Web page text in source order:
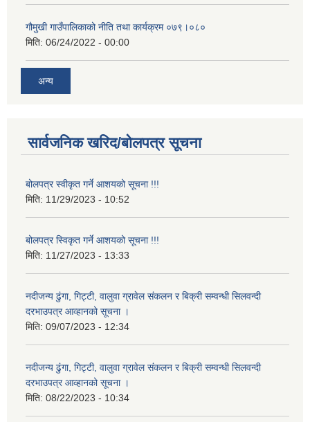
गौमुखी गाउँपालिकाको नीति तथा कार्यक्रम ०७९।०८०
मिति: 06/24/2022 - 00:00
अन्य
सार्वजनिक खरिद/बोलपत्र सूचना
बोलपत्र स्वीकृत गर्ने आशयको सूचना !!!
मिति: 11/29/2023 - 10:52
बोलपत्र स्विकृत गर्ने आशयको सूचना !!!
मिति: 11/27/2023 - 13:33
नदीजन्य ढुंगा, गिट्टी, वालुवा ग्रावेल संकलन र बिक्री सम्वन्धी सिलवन्दी
दरभाउपत्र आव्हानको सूचना ।
मिति: 09/07/2023 - 12:34
नदीजन्य ढुंगा, गिट्टी, वालुवा ग्रावेल संकलन र बिक्री सम्वन्धी सिलवन्दी
दरभाउपत्र आव्हानको सूचना ।
मिति: 08/22/2023 - 10:34